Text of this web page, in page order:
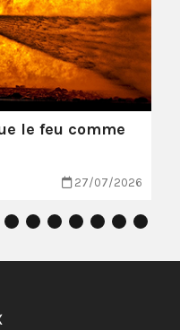
le feu comme
27/07/2026